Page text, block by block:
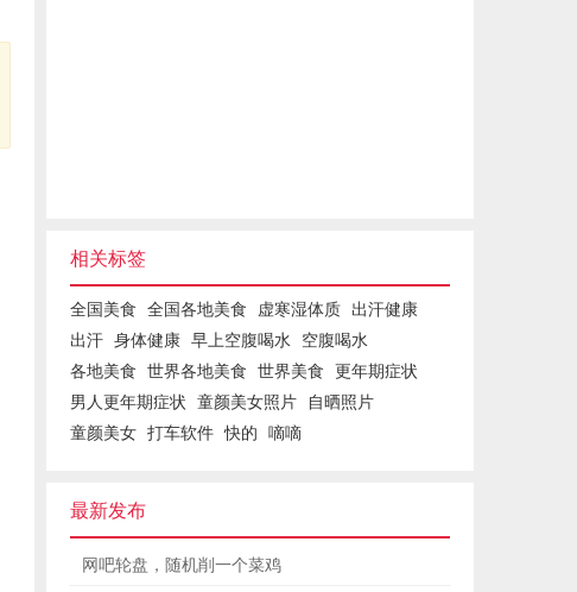
相关标签
全国美食 全国各地美食 虚寒湿体质 出汗健康
出汗 身体健康 早上空腹喝水 空腹喝水
各地美食 世界各地美食 世界美食 更年期症状
男人更年期症状 童颜美女照片 自晒照片
童颜美女 打车软件 快的 嘀嘀
最新发布
网吧轮盘，随机削一个菜鸡